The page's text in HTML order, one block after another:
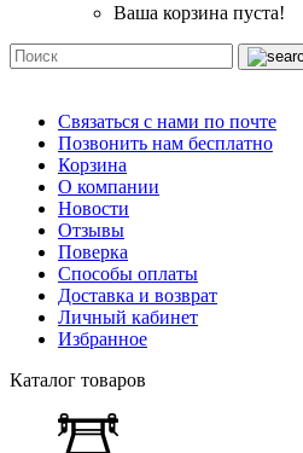
Ваша корзина пуста!
Связаться с нами по почте
Позвонить нам бесплатно
Корзина
О компании
Новости
Отзывы
Поверка
Способы оплаты
Доставка и возврат
Личный кабинет
Избранное
Каталог товаров